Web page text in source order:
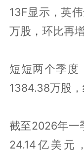
13F显示，英
万股，环比再增
短短两个季度
1384.38万股，
截至2026年一
24.14亿美元